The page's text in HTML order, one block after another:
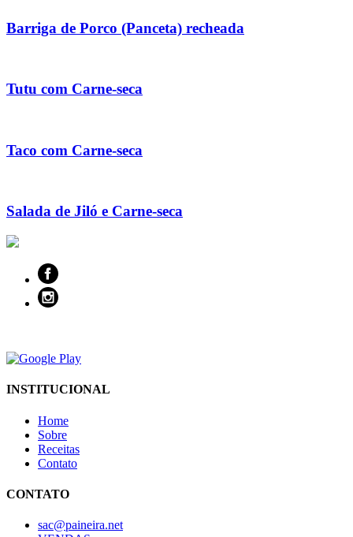
Barriga de Porco (Panceta) recheada
Tutu com Carne-seca
Taco com Carne-seca
Salada de Jiló e Carne-seca
INSTITUCIONAL
Home
Sobre
Receitas
Contato
CONTATO
sac@paineira.net